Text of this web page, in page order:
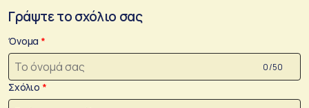
Γράψτε το σχόλιο σας
Όνομα
0 /50
Σχόλιο